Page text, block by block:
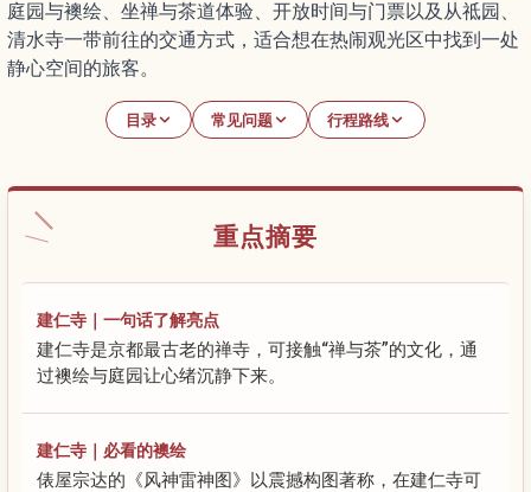
庭园与襖绘、坐禅与茶道体验、开放时间与门票以及从祗园、
清水寺一带前往的交通方式，适合想在热闹观光区中找到一处
静心空间的旅客。
目录 常见问题 行程路线
重点摘要
建仁寺｜一句话了解亮点
建仁寺是京都最古老的禅寺，可接触“禅与茶”的文化，通
过襖绘与庭园让心绪沉静下来。
建仁寺｜必看的襖绘
俵屋宗达的《风神雷神图》以震撼构图著称，在建仁寺可